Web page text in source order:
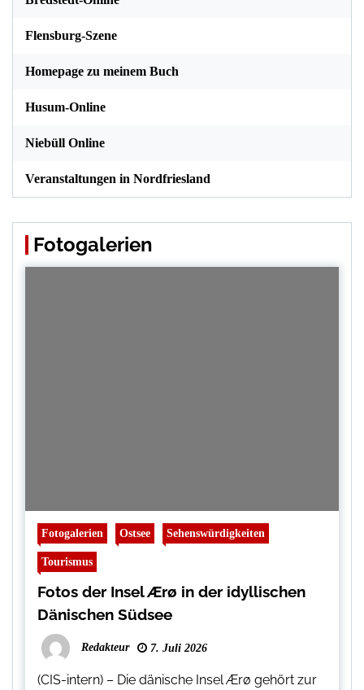
Flensburg-Szene
Homepage zu meinem Buch
Husum-Online
Niebüll Online
Veranstaltungen in Nordfriesland
Fotogalerien
Fotogalerien Ostsee Sehenswürdigkeiten
Tourismus
Fotos der Insel Ærø in der idyllischen
Dänischen Südsee
Redakteur 7. Juli 2026
(CIS-intern) – Die dänische Insel Ærø gehört zur